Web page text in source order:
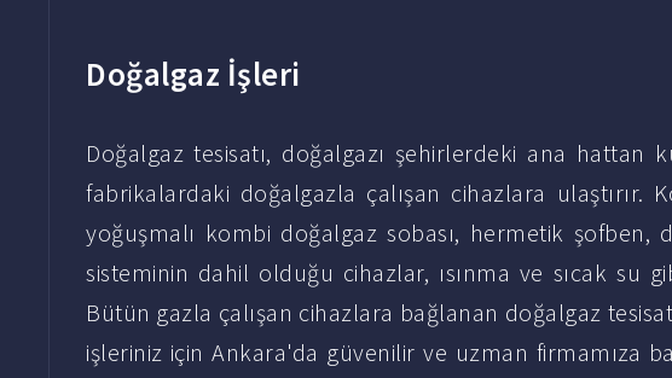
Doğalgaz İşleri
Doğalgaz tesisatı, doğalgazı şehirlerdeki ana hattan
fabrikalardaki doğalgazla çalışan cihazlara ulaştırır.
yoğuşmalı kombi doğalgaz sobası, hermetik şofben,
sisteminin dahil olduğu cihazlar, ısınma ve sıcak su
Bütün gazla çalışan cihazlara bağlanan doğalgaz
işleriniz için Ankara'da güvenilir ve uzman firmamıza